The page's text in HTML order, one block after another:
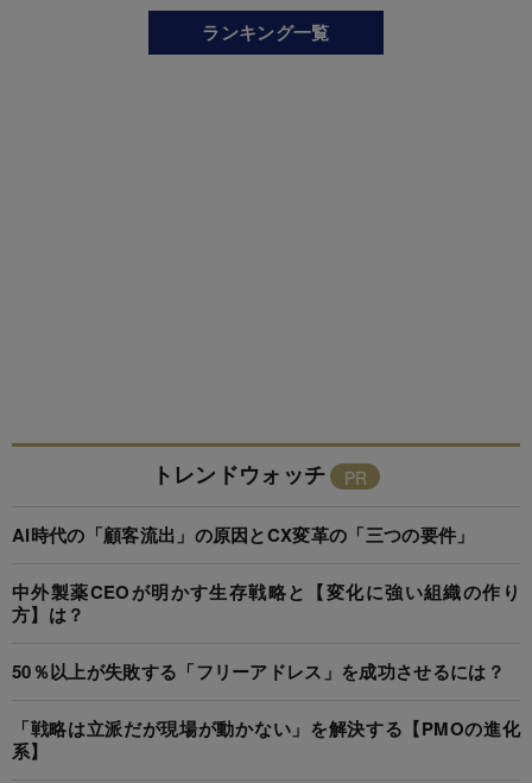
ランキング一覧
トレンドウォッチ
AI時代の「顧客流出」の原因とCX変革の「三つの要件」
中外製薬CEOが明かす生存戦略と【変化に強い組織の作り
方】は？
50％以上が失敗する「フリーアドレス」を成功させるには？
「戦略は立派だが現場が動かない」を解決する【PMOの進化
系】